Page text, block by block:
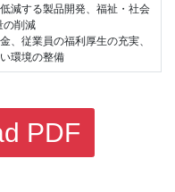
する製品開発、福祉・社会
の削減
従業員の福利厚生の充実、
環境の整備
PDF